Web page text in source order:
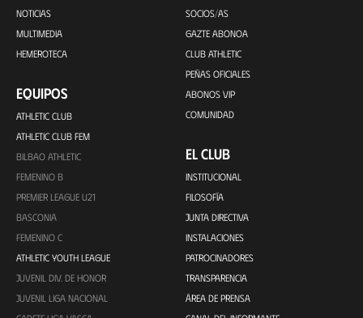
NOTICIAS
MULTIMEDIA
HEMEROTECA
EQUIPOS
ATHLETIC CLUB
ATHLETIC CLUB FEM
BILBAO ATHLETIC
FEMENINO B
PREMIER LEAGUE U21
BASCONIA
FEMENINO C
ATHLETIC YOUTH LEAGUE
JUVENIL DIV. DE HONOR
JUVENIL LIGA NACIONAL
SOCIOS/AS
GAZTE ABONOA
CLUB ATHLETIC
PEÑAS OFICIALES
ABONOS VIP
COMUNIDAD
EL CLUB
INSTITUCIONAL
FILOSOFÍA
JUNTA DIRECTIVA
INSTALACIONES
PATROCINADORES
TRANSPARENCIA
ÁREA DE PRENSA